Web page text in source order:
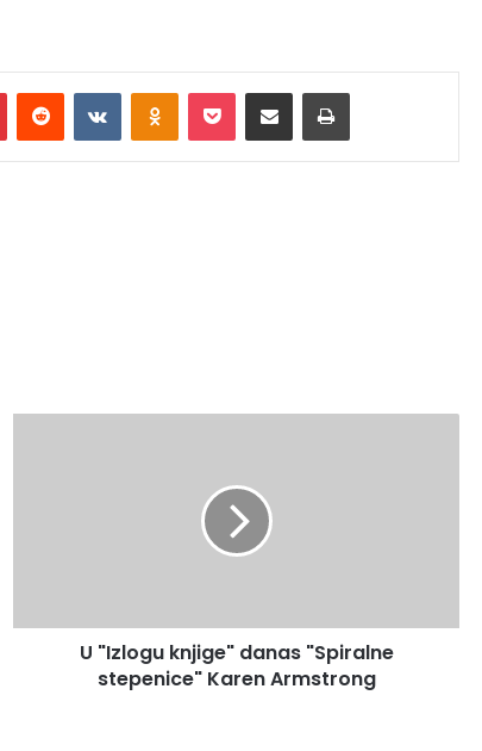
PinterestReddit VKontakteOdnoklassniki
Pocket Podijeli putem Emaila Print
U "Izlogu knjige" danas "Spiralne
stepenice" Karen Armstrong